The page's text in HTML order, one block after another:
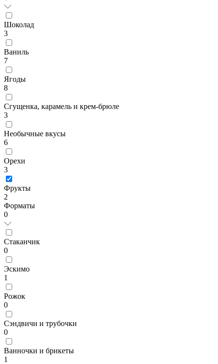
Шоколад
3
Ваниль
7
Ягоды
8
Сгущенка, карамель и крем-брюле
3
Необычные вкусы
6
Орехи
3
Фрукты
2
Форматы
0
Стаканчик
0
Эскимо
1
Рожок
0
Сэндвичи и трубочки
0
Ванночки и брикеты
1